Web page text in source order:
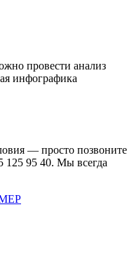
провести анализ
инфографика
— просто позвоните
125 95 40. Мы всегда